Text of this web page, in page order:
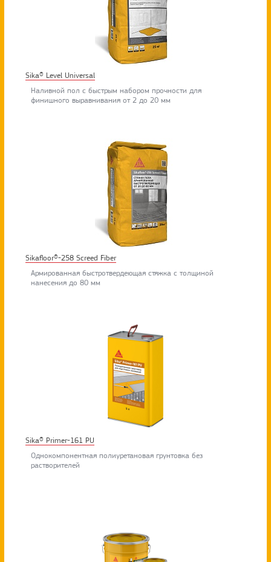
Sika® Level Universal
Наливной пол с быстрым набором прочности для
финишного выравнивания от 2 до 20 мм
Sikafloor®-258 Screed Fiber
Армированная быстротвердеющая стяжка с толщиной
нанесения до 80 мм
Sika® Primer-161 PU
Однокомпонентная полиуретановая грунтовка без
растворителей